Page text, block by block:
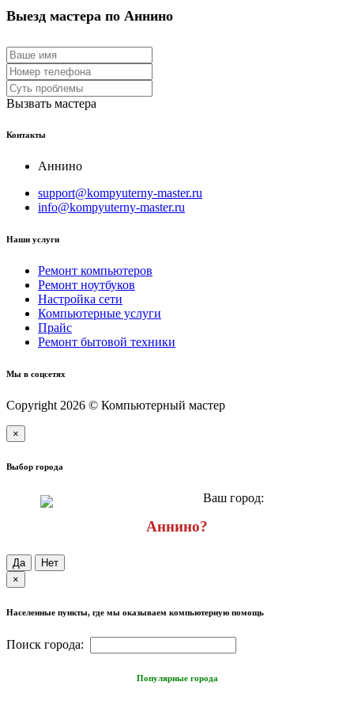
Выезд мастера по Аннино
Вызвать мастера
Контакты
Аннино
support@kompyuterny-master.ru
info@kompyuterny-master.ru
Наши услуги
Ремонт компьютеров
Ремонт ноутбуков
Настройка сети
Компьютерные услуги
Прайс
Ремонт бытовой техники
Мы в соцсетях
Copyright 2026 © Компьютерный мастер
×
Выбор города
Ваш город:
Аннино?
Да
Нет
×
Населенные пункты, где мы оказываем компьютерную помощь
Поиск города:
Популярные города